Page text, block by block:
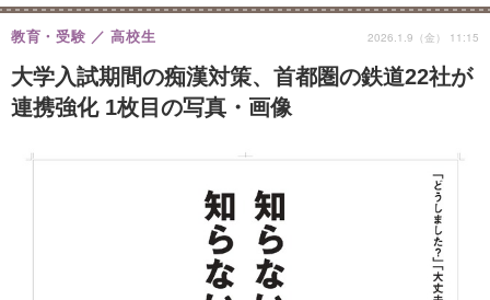
大学入試期間の痴漢対策、首都圏の鉄道22社が
連携強化 1枚目の写真・画像
教育・受験 高校生 2026.1.9（金） 11:15